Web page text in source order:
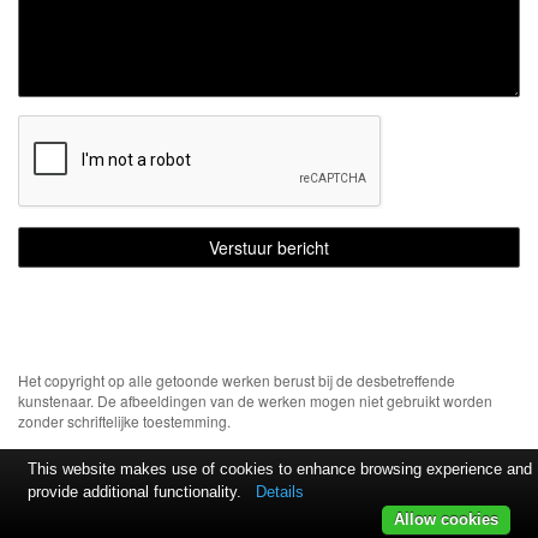
Het copyright op alle getoonde werken berust bij de desbetreffende
kunstenaar. De afbeeldingen van de werken mogen niet gebruikt worden
zonder schriftelijke toestemming.
This website makes use of cookies to enhance browsing experience and
provide additional functionality.
Details
Allow cookies